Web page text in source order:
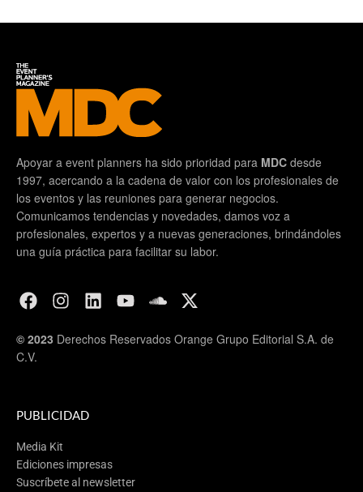
Apoyar a event planners ha sido prioridad para MDC desde
1997, acercando a la cadena de valor con los profesionales de
los eventos y las reuniones para generar negocios.
Comunicamos tendencias y novedades, damos voz a
profesionales, expertos y a nuevas generaciones, brindándoles
una guía práctica para facilitar su labor.
© 2023 Derechos Reservados Orange Grupo Editorial S.A. de
C.V.
PUBLICIDAD
Media Kit
Ediciones impresas
Suscríbete al newsletter